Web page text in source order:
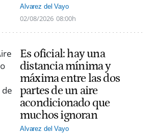
Alvarez del Vayo
02/08/2026 08:00h
Es oficial: hay una
distancia mínima y
máxima entre las dos
partes de un aire
acondicionado que
muchos ignoran
Alvarez del Vayo